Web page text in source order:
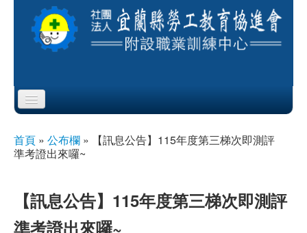
Skip to content
Skip to navigation
協會簡介
服務項目
公布欄
您在這裡
首頁 » 公布欄 »
【訊息公告】115年度第三梯次即測評
準考證出來囉~
【訊息公告】115年度第三梯次即測評
準考證出來囉~